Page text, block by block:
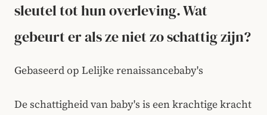
sleutel tot hun overleving. Wat
gebeurt er als ze niet zo schattig zijn?
Gebaseerd op Lelijke renaissancebaby's
De schattigheid van baby's is een krachtige kracht